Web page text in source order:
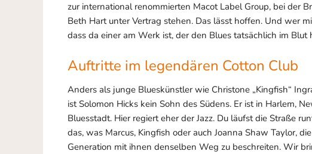
zur international renommierten Macot Label Group, bei der
Beth Hart unter Vertrag stehen. Das lässt hoffen. Und wer
dass da einer am Werk ist, der den Blues tatsächlich im Blut
Auftritte im legendären Cotton Club
Anders als junge Blueskünstler wie Christone „Kingfish“
ist Solomon Hicks kein Sohn des Südens. Er ist in Harlem,
Bluesstadt. Hier regiert eher der Jazz. Du läufst die Straße
das, was Marcus, Kingfish oder auch Joanna Shaw Taylor,
Generation mit ihnen denselben Weg zu beschreiten. Wir